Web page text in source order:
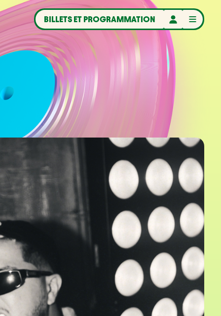
BILLETS ET PROGRAMMATION